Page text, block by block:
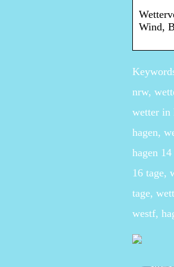
Wind,
nrw,
wetter in
hagen,
hagen
16 tage,
tage,
westf,